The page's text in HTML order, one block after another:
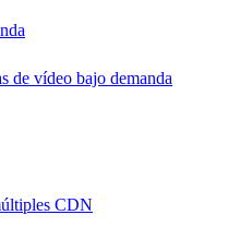
de vídeo bajo demanda
CDN